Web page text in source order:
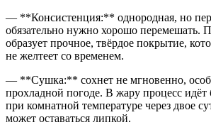
— **Консистенция:** однородная, но
обязательно нужно хорошо перемешать.
образует прочное, твёрдое покрытие,
не желтеет со временем.
— **Сушка:** сохнет не мгновенно,
прохладной погоде. В жару процесс идёт
при комнатной температуре через двое
может оставаться липкой.